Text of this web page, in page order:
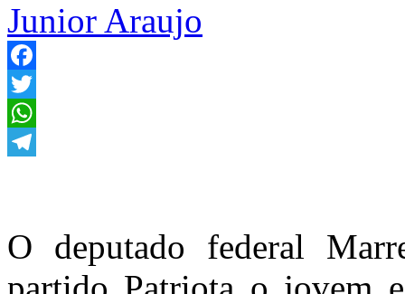
Junior Araujo
Facebook
Twitter
WhatsApp
O deputado federal